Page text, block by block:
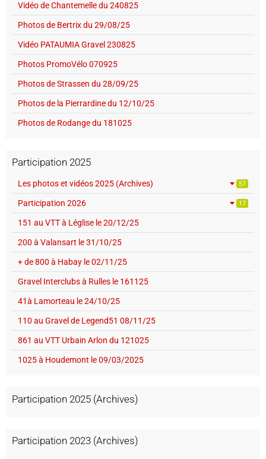
Vidéo de Chantemelle du 240825
Photos de Bertrix du 29/08/25
Vidéo PATAUMIA Gravel 230825
Photos PromoVélo 070925
Photos de Strassen du 28/09/25
Photos de la Pierrardine du 12/10/25
Photos de Rodange du 181025
Participation 2025
Les photos et vidéos 2025 (Archives) 57
Participation 2026 17
151 au VTT à Léglise le 20/12/25
200 à Valansart le 31/10/25
+ de 800 à Habay le 02/11/25
Gravel Interclubs à Rulles le 161125
41à Lamorteau le 24/10/25
110 au Gravel de Legend51 08/11/25
861 au VTT Urbain Arlon du 121025
1025 à Houdemont le 09/03/2025
Participation 2025 (Archives)
Participation 2023 (Archives)